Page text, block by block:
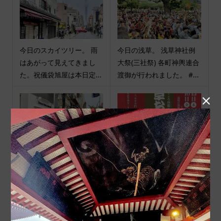
今日のスカイツリー。 雨
はあがって見えてきまし
た。祝儀袋旭屋は本日定...
今日の浅草。 浅草神社例
大祭(三社祭) 各町神輿連合
渡御が行われました。 #...
今日の浅草。 浅草オレン
ジ通りにスイーツのお店が
オープンしたようです。...
お知らせ 浅草おどりチケ
ット販売の状況 浅草おど
りのチケット、各回の残...
商品カテゴリ
